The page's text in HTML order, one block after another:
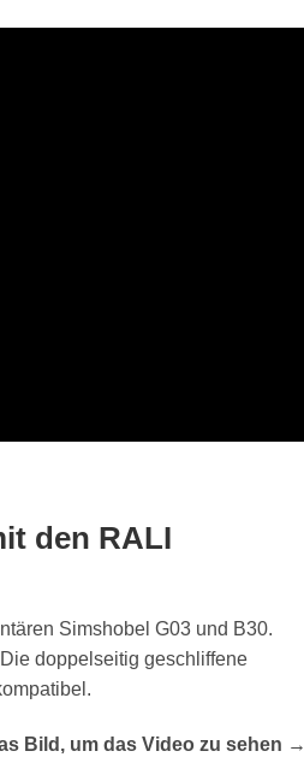
den RALI
Simshobel G03 und B30.
doppelseitig geschliffene
Bild, um das Video zu sehen →